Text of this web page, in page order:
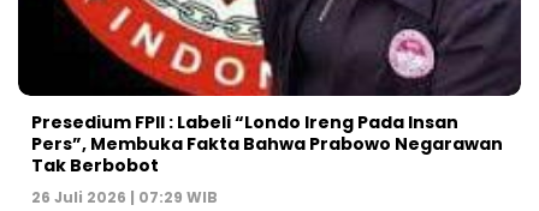
Presedium FPII : Labeli “Londo Ireng Pada Insan
Pers”, Membuka Fakta Bahwa Prabowo Negarawan
Tak Berbobot
26 Juli 2026 | 07:29 WIB